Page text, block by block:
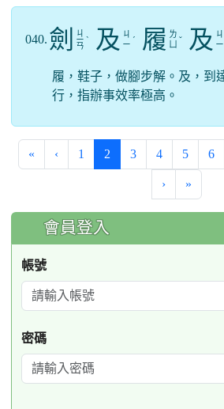
040. 劍 ㄐ
ㄧ
ㄢ
ˋ 及 ㄐ
ㄧ ˊ 履 ㄌ
ˇ 及 ㄐ
ㄧ
履，鞋子，做腳步解。及，到
行，指辦事效率極高。
« ‹ 1 2 (current)
3 4 5 6
› »
:::
會員登入
帳號
密碼